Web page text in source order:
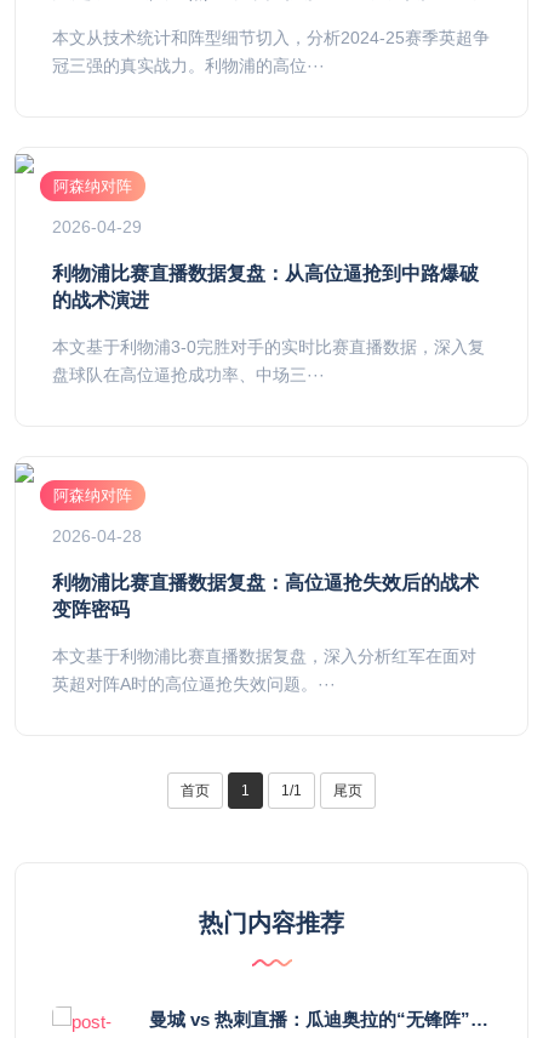
本文从技术统计和阵型细节切入，分析2024-25赛季英超争
冠三强的真实战力。利物浦的高位···
阿森纳对阵
2026-04-29
利物浦比赛直播数据复盘：从高位逼抢到中路爆破
的战术演进
本文基于利物浦3-0完胜对手的实时比赛直播数据，深入复
盘球队在高位逼抢成功率、中场三···
阿森纳对阵
2026-04-28
利物浦比赛直播数据复盘：高位逼抢失效后的战术
变阵密码
本文基于利物浦比赛直播数据复盘，深入分析红军在面对
英超对阵A时的高位逼抢失效问题。···
首页 1 1/1 尾页
热门内容推荐
曼城 vs 热刺直播：瓜迪奥拉的“无锋阵”是天才设计还是自废武功？